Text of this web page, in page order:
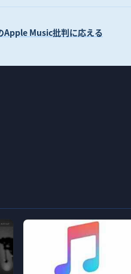
Apple Music批判に応える